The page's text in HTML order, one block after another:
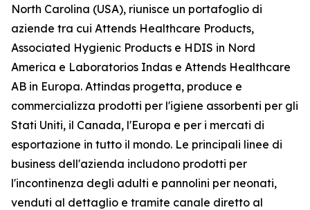
North Carolina (USA), riunisce un portafoglio di
aziende tra cui Attends Healthcare Products,
Associated Hygienic Products e HDIS in Nord
America e Laboratorios Indas e Attends Healthcare
AB in Europa. Attindas progetta, produce e
commercializza prodotti per l'igiene assorbenti per gli
Stati Uniti, il Canada, l'Europa e per i mercati di
esportazione in tutto il mondo. Le principali linee di
business dell'azienda includono prodotti per
l'incontinenza degli adulti e pannolini per neonati,
venduti al dettaglio e tramite canale diretto al